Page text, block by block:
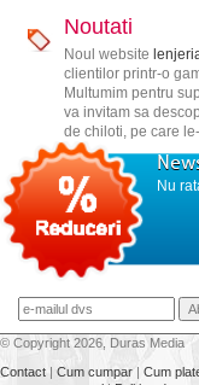
Noutati
Noul website
clientilor printr-o
Multumim pentru
va invitam sa
de chiloti, pe care
Nu
© Copyright 2026, Duras Media
Contact | Cum cumpar | Cum